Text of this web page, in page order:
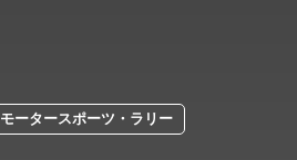
モータースポーツ・ラリー